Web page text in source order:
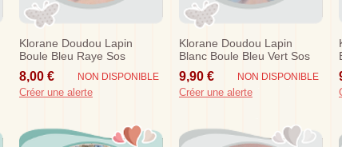
Klorane Doudou Lapin
Boule Bleu Raye Sos
8,00 € NON DISPONIBLE
Créer une alerte
Klorane Doudou Lapin
Blanc Boule Bleu Vert Sos
9,90 € NON DISPONIBLE
Créer une alerte